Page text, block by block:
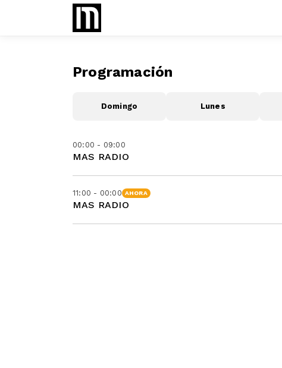
Programación
Domingo Lunes
00:00 - 09:00
MAS RADIO
11:00 - 00:00 AHORA
MAS RADIO